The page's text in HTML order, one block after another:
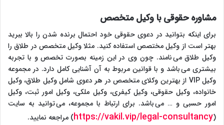
مشاوره حقوقی با وکیل متخصص
برای اینکه بتوانید در دعوی حقوقی خود احتمال برنده شدن را بالا ببرید
بهتر است از وکیل مختصص استفاده کنید. مثلا وکیل متخصص در طلاق را
وکیل طلاق می نامند. چون وی در این زمینه بصورت تخصص و با تجربه
بیشتری می باشد و با قوانین مربوط به آن آشنایی کامل دارد. در مجموعه
وکیل VIP از بهترین وکلای متخصص در هر دعوی شامل وکیل طلاق، وکیل
خانواده، وکیل حقوقی، وکیل کیفری، وکیل ملکی، وکیل امور ثبت، وکیل
امور حسبی و … می باشد. برای ارتباط با مجموعه، می توانید به سایت
(
https://vakil.vip/legal-consultancy) مراجعه نمایید.